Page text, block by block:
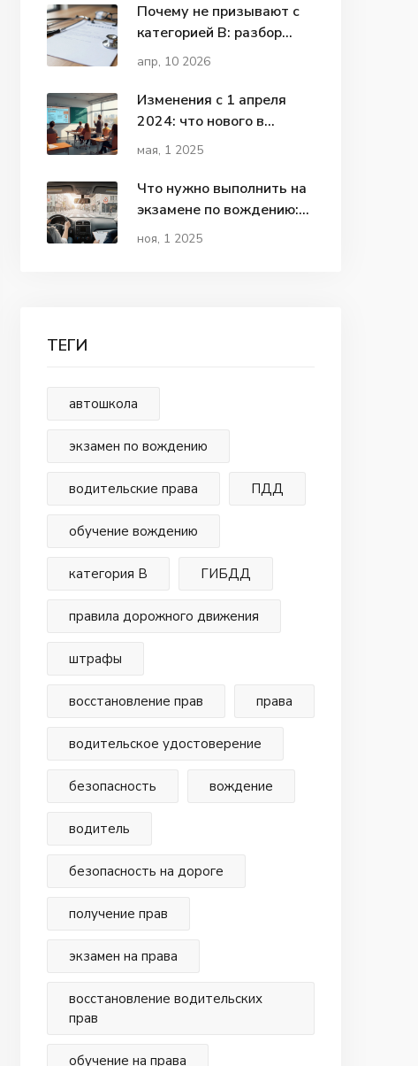
Почему не призывают с
категорией В: разбор
ограничений по здоровью
апр, 10 2026
Изменения с 1 апреля
2024: что нового в
получении водительских
мая, 1 2025
Что нужно выполнить на
экзамене по вождению:
полный список
ноя, 1 2025
ТЕГИ
автошкола
экзамен по вождению
водительские права ПДД
обучение вождению
категория В ГИБДД
правила дорожного движения
штрафы
восстановление прав права
водительское удостоверение
безопасность вождение
водитель
безопасность на дороге
получение прав
экзамен на права
восстановление водительских
прав
обучение на права